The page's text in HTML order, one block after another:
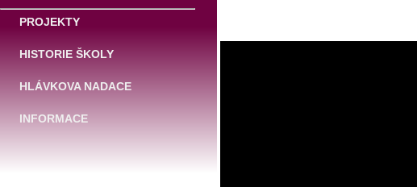
PROJEKTY
HISTORIE ŠKOLY
HLÁVKOVA NADACE
INFORMACE